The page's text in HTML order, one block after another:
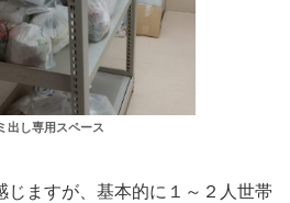
出し専用スペース
じますが、基本的に１～２人世帯